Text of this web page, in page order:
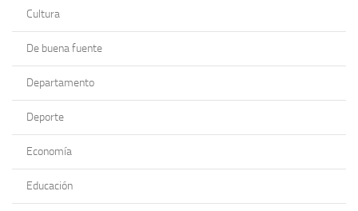
Cultura
De buena fuente
Departamento
Deporte
Economía
Educación